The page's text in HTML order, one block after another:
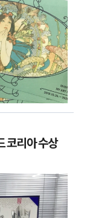
코리아 수상